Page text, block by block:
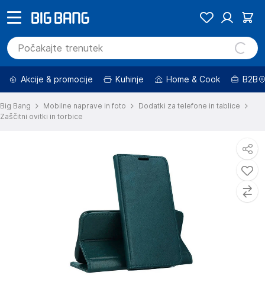
Akcije & promocije Kuhinje Home & Cook B2B
Big Bang Mobilne naprave in foto
Dodatki za telefone in tablice
Zaščitni ovitki in torbice